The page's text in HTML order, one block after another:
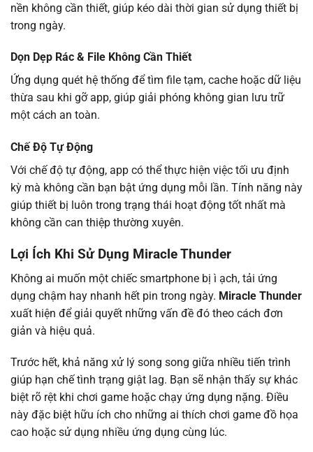
nền không cần thiết, giúp kéo dài thời gian sử dụng thiết bị
trong ngày.
Dọn Dẹp Rác & File Không Cần Thiết
Ứng dụng quét hệ thống để tìm file tạm, cache hoặc dữ liệu
thừa sau khi gỡ app, giúp giải phóng không gian lưu trữ
một cách an toàn.
Chế Độ Tự Động
Với chế độ tự động, app có thể thực hiện việc tối ưu định
kỳ mà không cần bạn bật ứng dụng mỗi lần. Tính năng này
giúp thiết bị luôn trong trạng thái hoạt động tốt nhất mà
không cần can thiệp thường xuyên.
Lợi Ích Khi Sử Dụng Miracle Thunder
Không ai muốn một chiếc smartphone bị ì ạch, tải ứng
dụng chậm hay nhanh hết pin trong ngày. Miracle Thunder
xuất hiện để giải quyết những vấn đề đó theo cách đơn
giản và hiệu quả.
Trước hết, khả năng xử lý song song giữa nhiều tiến trình
giúp hạn chế tình trạng giật lag. Bạn sẽ nhận thấy sự khác
biệt rõ rệt khi chơi game hoặc chạy ứng dụng nặng. Điều
này đặc biệt hữu ích cho những ai thích chơi game đồ họa
cao hoặc sử dụng nhiều ứng dụng cùng lúc.